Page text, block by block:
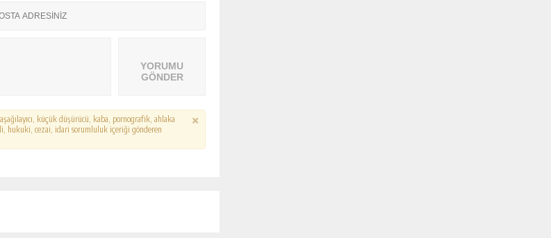
YORUMU
GÖNDER
küçük düşürücü, kaba, pornografik, ahlaka
hukuki, cezai, idari sorumluluk içeriği gönderen